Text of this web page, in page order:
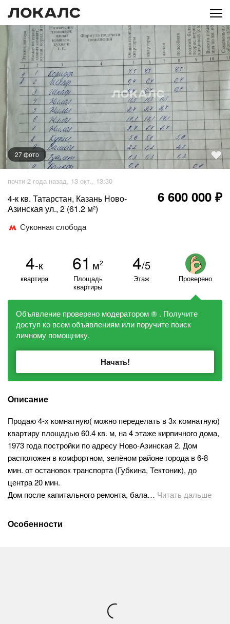
27фото
почти 2 года назад, 13 окт., 13:30
4-к кв. Татарстан, Казань Ново-
Азинская ул., 2 (61.2 м²)
6 600 000 ₽
Суконная слобода
4-к
квартира
61 м2
Площадь
квартиры
4/5
Этаж Проверено
Объявление проверено модератором ?
. Получите
доступ ко всем объявлениям или поручите поиск
личному помощнику.
Начать!
Описание
Продаю 4-х комнатную( можно переделать в 3х комнатную)
квартиру площадью 60.4 кв. м, на 4 этаже кирпичного дома,
1973 года постройки по адресу Ново-Азинская 2. Дом
расположен в комфортном, зелёном районе города в 6-8
мин. от остановок транспорта (Губкина, Тектоник), до
центра 20 мин.
Дом после капитального ремонта, бала… Читать дальше
Особенности